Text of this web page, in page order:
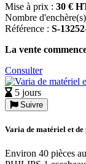
Mise à prix : 30 €
Nombre d'enchère(s)
Référence : S-
La vente
Consulter
5 jours
Suivre
Varia de matériel et
Environ 40 pièces